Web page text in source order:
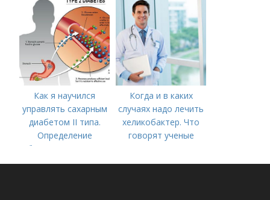
Как я научился
управлять сахарным
диабетом II типа.
Определение
болезни. Причины
заболевания
Когда и в каких
случаях надо лечить
хеликобактер. Что
говорят ученые